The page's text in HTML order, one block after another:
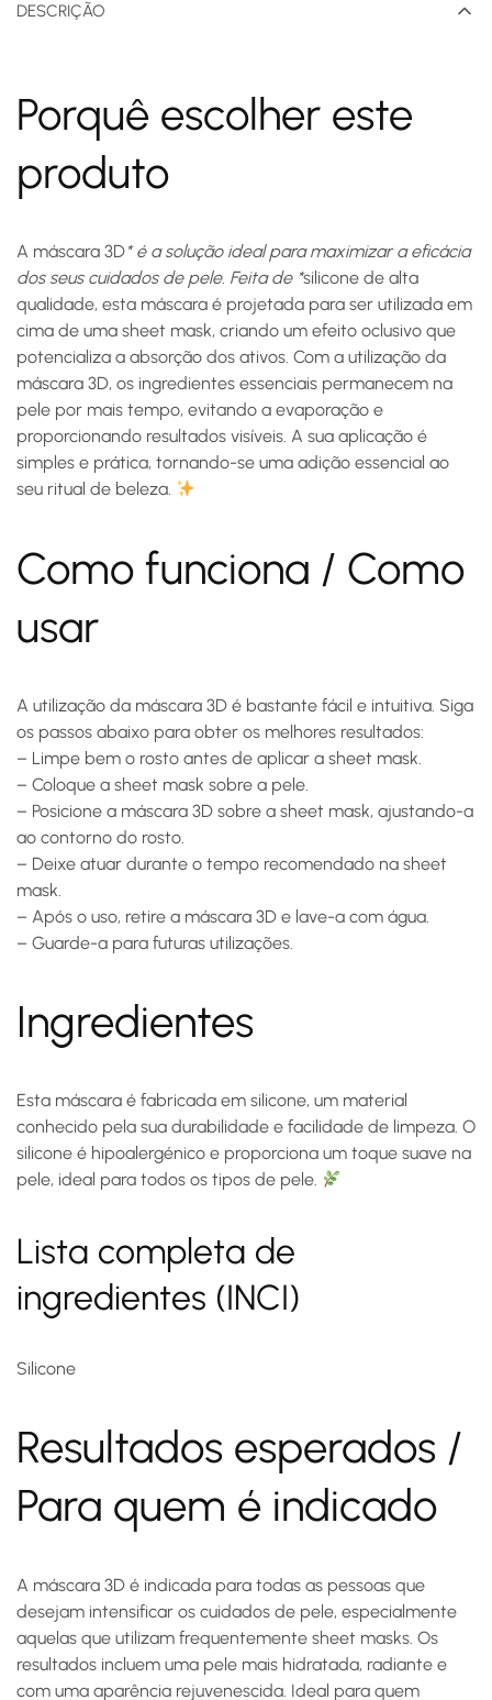
DESCRIÇÃO
Porquê escolher este
produto
A máscara 3D* é a solução ideal para maximizar a eficácia
dos seus cuidados de pele. Feita de *silicone de alta
qualidade, esta máscara é projetada para ser utilizada em
cima de uma sheet mask, criando um efeito oclusivo que
potencializa a absorção dos ativos. Com a utilização da
máscara 3D, os ingredientes essenciais permanecem na
pele por mais tempo, evitando a evaporação e
proporcionando resultados visíveis. A sua aplicação é
simples e prática, tornando-se uma adição essencial ao
seu ritual de beleza.
Como funciona / Como
usar
A utilização da máscara 3D é bastante fácil e intuitiva. Siga
os passos abaixo para obter os melhores resultados:
– Limpe bem o rosto antes de aplicar a sheet mask.
– Coloque a sheet mask sobre a pele.
– Posicione a máscara 3D sobre a sheet mask, ajustando-a
ao contorno do rosto.
– Deixe atuar durante o tempo recomendado na sheet
mask.
– Após o uso, retire a máscara 3D e lave-a com água.
– Guarde-a para futuras utilizações.
Ingredientes
Esta máscara é fabricada em silicone, um material
conhecido pela sua durabilidade e facilidade de limpeza. O
silicone é hipoalergénico e proporciona um toque suave na
pele, ideal para todos os tipos de pele.
Lista completa de
ingredientes (INCI)
Silicone
Resultados esperados /
Para quem é indicado
A máscara 3D é indicada para todas as pessoas que
desejam intensificar os cuidados de pele, especialmente
aquelas que utilizam frequentemente sheet masks. Os
resultados incluem uma pele mais hidratada, radiante e
com uma aparência rejuvenescida. Ideal para quem